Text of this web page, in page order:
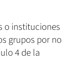
o instituciones
grupos por no
4 de la